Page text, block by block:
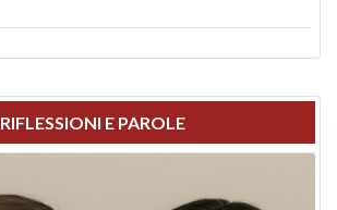
RIFLESSIONI E PAROLE